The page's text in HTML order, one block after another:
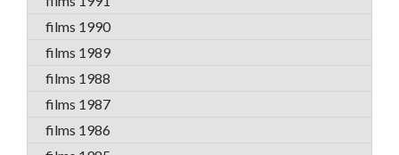
films 1990
films 1989
films 1988
films 1987
films 1986